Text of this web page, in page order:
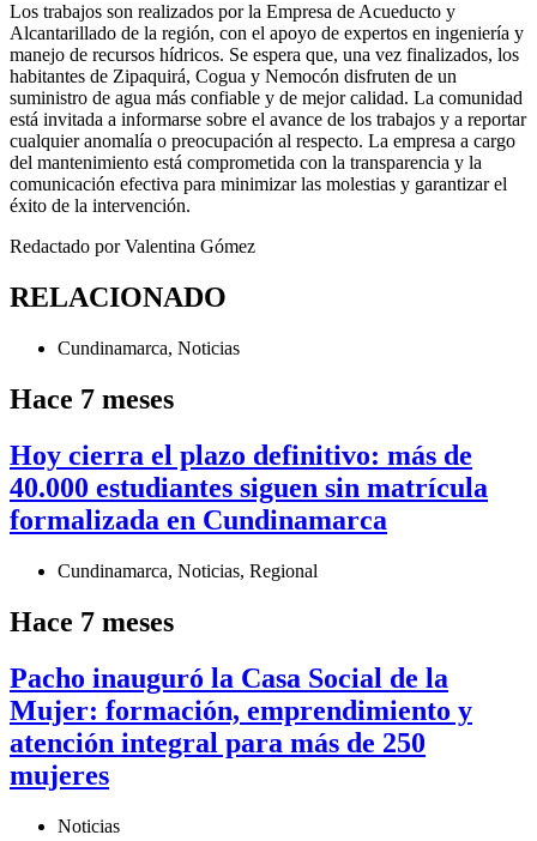
Los trabajos son realizados por la Empresa de Acueducto y
Alcantarillado de la región, con el apoyo de expertos en ingeniería y
manejo de recursos hídricos. Se espera que, una vez finalizados, los
habitantes de Zipaquirá, Cogua y Nemocón disfruten de un
suministro de agua más confiable y de mejor calidad. La comunidad
está invitada a informarse sobre el avance de los trabajos y a reportar
cualquier anomalía o preocupación al respecto. La empresa a cargo
del mantenimiento está comprometida con la transparencia y la
comunicación efectiva para minimizar las molestias y garantizar el
éxito de la intervención.
Redactado por Valentina Gómez
RELACIONADO
Cundinamarca, Noticias
Hace 7 meses
Hoy cierra el plazo definitivo: más de
40.000 estudiantes siguen sin matrícula
formalizada en Cundinamarca
Cundinamarca, Noticias, Regional
Hace 7 meses
Pacho inauguró la Casa Social de la
Mujer: formación, emprendimiento y
atención integral para más de 250
mujeres
Noticias